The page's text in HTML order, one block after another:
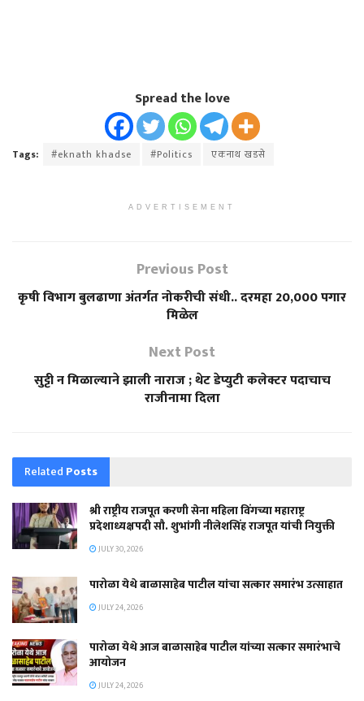
Spread the love
Tags: #eknath khadse #Politics एकनाथ खडसे
ADVERTISEMENT
Previous Post
कृषी विभाग बुलढाणा अंतर्गत नोकरीची संधी.. दरमहा 20,000 पगार
मिळेल
Next Post
सुट्टी न मिळाल्याने झाली नाराज ; थेट डेप्युटी कलेक्टर पदाचाच
राजीनामा दिला
Related Posts
श्री राष्ट्रीय राजपूत करणी सेना महिला विंगच्या महाराष्ट्र
प्रदेशाध्यक्षपदी सौ. शुभांगी नीलेशसिंह राजपूत यांची नियुक्ती
JULY 30, 2026
पारोळा येथे बाळासाहेब पाटील यांचा सत्कार समारंभ उत्साहात
JULY 24, 2026
पारोळा येथे आज बाळासाहेब पाटील यांच्या सत्कार समारंभाचे
आयोजन
JULY 24, 2026